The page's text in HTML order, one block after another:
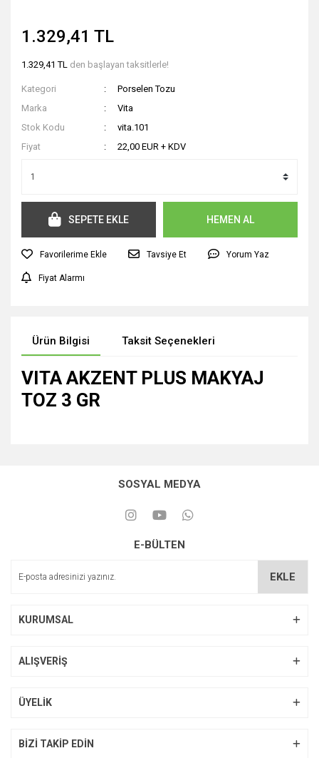
1.329,41 TL
1.329,41 TL den başlayan taksitlerle!
Kategori
Porselen Tozu
Marka
Vita
Stok Kodu
vita.101
Fiyat
22,00 EUR + KDV
SEPETE EKLE HEMEN AL
Tavsiye Et Yorum Yaz
Fiyat Alarmı
Ürün Bilgisi Taksit Seçenekleri
VITA AKZENT PLUS MAKYAJ
TOZ 3 GR
SOSYAL MEDYA
E-BÜLTEN
EKLE
KURUMSAL
ALIŞVERİŞ
ÜYELİK
BİZİ TAKİP EDİN